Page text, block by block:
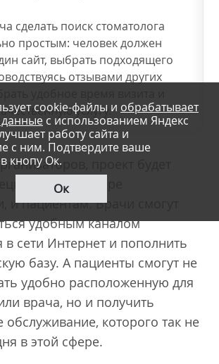
сделать поиск стоматолога
простым: человек должен
сайт, выбрать подходящего
отзывами других
услугу.
проект будет
в сфере
и пациентам. Врачи смогут
удобным каналом
сети Интернет и пополнить
базу. А пациенты смогут не
удобно расположенную для
врача, но и получить
обслуживание, которого так не
в этой сфере.
cookie-файлы и обрабатывает
с использованием Яндекс
работу сайта и
с ним. Подтвердите ваше
кнопу Ок.
Ок